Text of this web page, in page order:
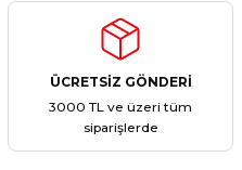
ÜCRETSİZ GÖNDERİ
3000 TL ve üzeri tüm
siparişlerde